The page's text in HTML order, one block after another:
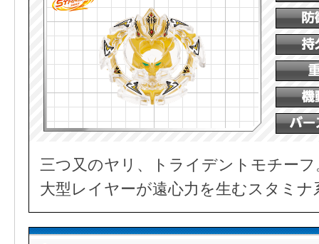
三つ又のヤリ、トライデントモチー
大型レイヤーが遠心力を生むスタミナ